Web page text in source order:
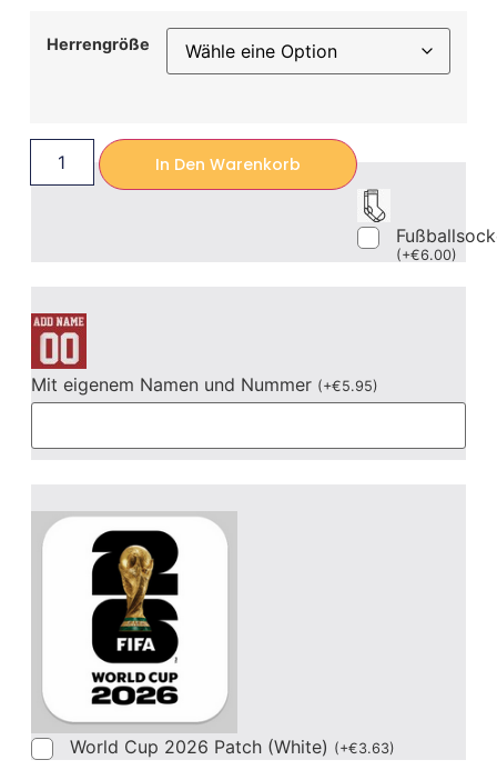
Herrengröße
In Den Warenkorb
(+€6.00)
Mit eigenem Namen und Nummer (+€5.95)
World Cup 2026 Patch (White) (+€3.63)